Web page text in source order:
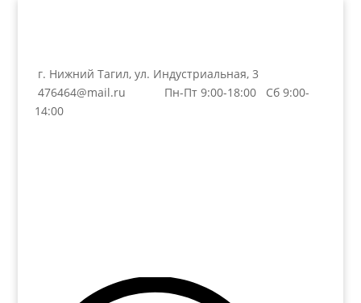
г. Нижний Тагил, ул. Индустриальная, 3
476464@mail.ru
Пн-Пт 9:00-18:00 Сб 9:00-
14:00